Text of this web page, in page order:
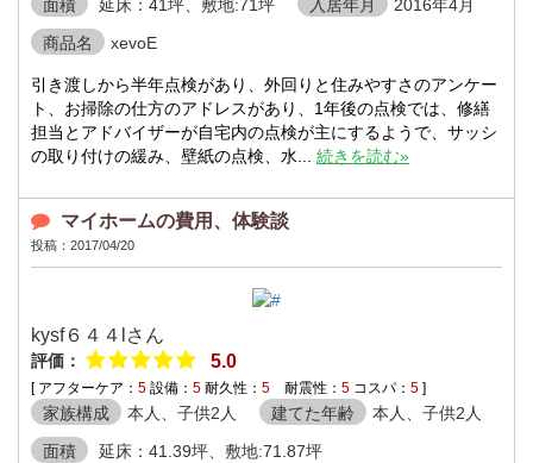
面積 延床：41坪、敷地:71坪 入居年月
2016年4月
商品名
xevoE
引き渡しから半年点検があり、外回りと住みやすさのアンケー
ト、お掃除の仕方のアドレスがあり、1年後の点検では、修繕
担当とアドバイザーが自宅内の点検が主にするようで、サッシ
の取り付けの緩み、壁紙の点検、水... 続きを読む»
マイホームの費用、体験談
投稿：2017/04/20
kysf６４４lさん
評価： 5.0
[ アフターケア： 5 設備： 5 耐久性： 5 耐震性： 5 コスパ： 5 ]
家族構成 本人、子供2人 建てた年齢
本人、子供2人
面積
延床：41.39坪、敷地:71.87坪